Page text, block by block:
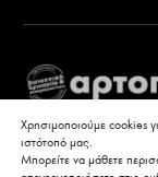
Χρησιμοποιούμε cookies
ιστότοπό μας.
Μπορείτε να μάθετε